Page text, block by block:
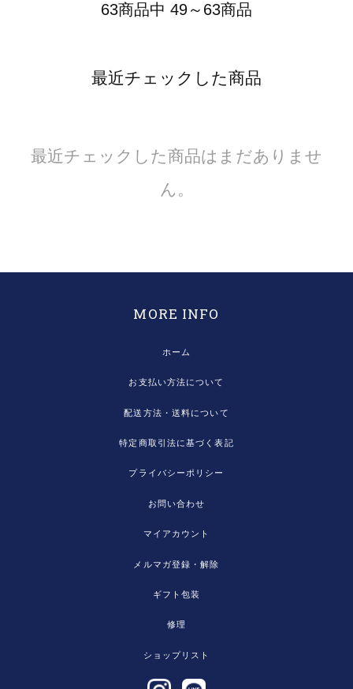
63商品中 49～63商品
最近チェックした商品
最近チェックした商品はまだありませ
ん。
MORE INFO
ホーム
お支払い方法について
配送方法・送料について
特定商取引法に基づく表記
プライバシーポリシー
お問い合わせ
マイアカウント
メルマガ登録・解除
ギフト包装
修理
ショップリスト